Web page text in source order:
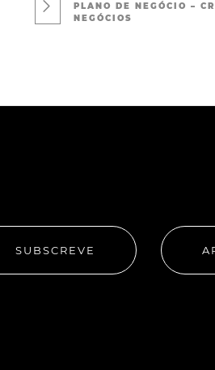
PLANO DE NEGÓCIO –
NEGÓCIOS
SUBSCREVE